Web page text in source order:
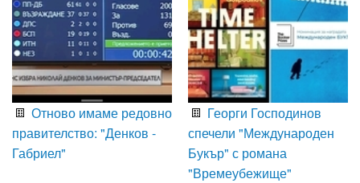
Отново имаме редовно
правителство: "Денков -
Габриел"
Георги Господинов
спечели "Международен
Букър" с романа
"Времеубежище"